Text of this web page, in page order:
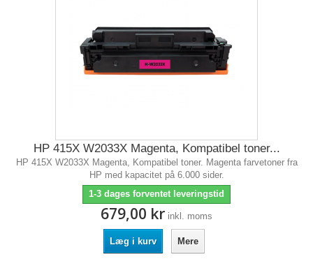
HP 415X W2033X Magenta, Kompatibel toner...
HP 415X W2033X Magenta, Kompatibel toner. Magenta farvetoner fra
HP med kapacitet på 6.000 sider.
1-3 dages forventet leveringstid
679,00 kr inkl. moms
Læg i kurv Mere